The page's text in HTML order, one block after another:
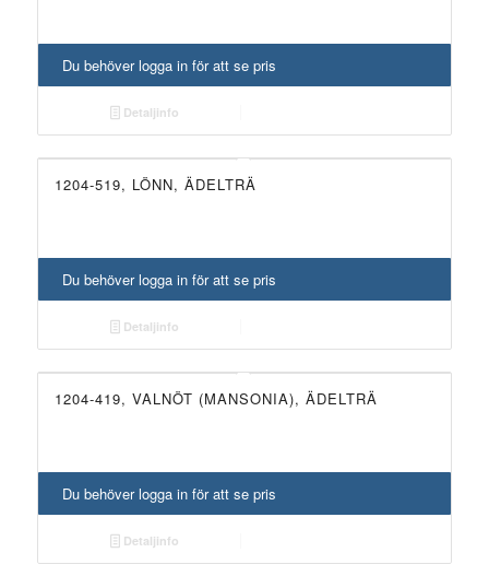
Du behöver logga in för att se pris
Detaljinfo
1204-519, LÖNN, ÄDELTRÄ
Du behöver logga in för att se pris
Detaljinfo
1204-419, VALNÖT (MANSONIA), ÄDELTRÄ
Du behöver logga in för att se pris
Detaljinfo